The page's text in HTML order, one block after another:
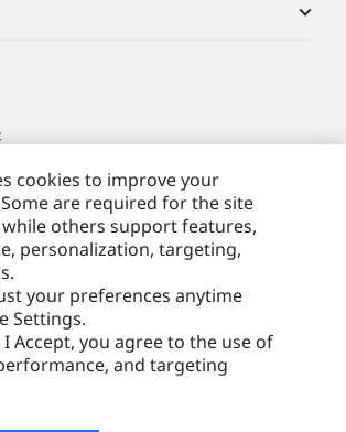
cookies to improve your
are required for the site
others support features,
personalization, targeting,
your preferences anytime
Settings.
I Accept, you agree to the use of
and targeting